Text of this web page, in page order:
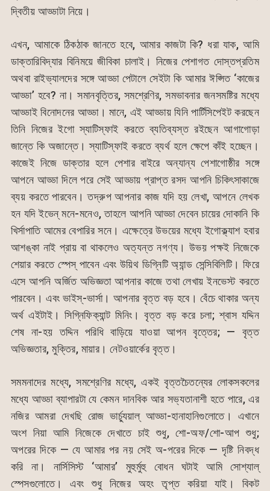
দ্বিতীয় আড্ডাটা নিয়ে।
এখন, আমাকে ঠিকঠাক জানতে হবে, আমার কাজটা কি? ধরা যাক, আমি
ডাক্তারিবিদ্যার বিনিময়ে জীবিকা চালাই। নিজের পেশাগত দোস্তপ্রতিম
অথবা রাইভ্যালদের সঙ্গে আড্ডা পেটালে সেইটা কি আমার ঈপ্সিত ‘কাজের
আড্ডা’ হবে? না। সমানবৃত্তির, সমশ্রেণির, সমভাবনার জনসমষ্টির মধ্যে
আড্ডাই বিনোদনের আড্ডা। মানে, এই আড্ডায় যিনি পার্টিসিপেইট করছেন
তিনি নিজের ইগো স্যাটিস্ফাই করতে ব্যতিব্যস্ত রইছেন আগাগোড়া
জান্তে কি অজান্তে। স্যাটিস্ফাই করতে ব্যর্থ হলে ক্ষেপে কাঁই হচ্ছেন।
কাজেই নিজে ডাক্তার হলে পেশার বাইরে অন্যান্য পেশাগোষ্ঠীর সঙ্গে
আপনে আড্ডা দিলে পরে সেই আড্ডায় প্রাপ্ত রসদ আপনি চিকিৎসাকাজে
ব্যয় করতে পারবেন। তদ্রুপ আপনার কাজ যদি হয় লেখা, আপনে লেখক
হন যদি ইভেন্ মনে-মনেও, তাহলে আপনি আড্ডা দেবেন চায়ের দোকানি কি
খির্সাপাতি আমের বেপারির সনে। এক্ষেত্রে উভয়ের মধ্যে ইগোক্ল্যাশ হবার
আশঙ্কা নাই প্রায় বা থাকলেও অত্যন্ত নগণ্য। উভয় পক্ষই নিজেকে
শেয়ার করতে স্পেস্ পাবেন এবং উয়িথ ডিগ্নিটি অ্যান্ড সেন্সিবিলিটি। ফিরে
এসে আপনি অর্জিত অভিজ্ঞতা আপনার কাজে তথা লেখায় ইনভেস্ট করতে
পারবেন। এবং ভাইস্-ভার্সা। আপনার বৃত্ত বড় হবে। বেঁচে থাকার অন্য
অর্থ এইটাই। সিগ্নিফিক্যান্ট মিনিং। বৃত্ত বড় করে চলা; শ্বাস যদ্দিন
শেষ না-হয় তদ্দিন পরিধি বাড়িয়ে যাওয়া আপন বৃত্তের; — বৃত্ত
অভিজ্ঞতার, মুক্তির, মায়ার। নেটওয়ার্কের বৃত্ত।
সমমনাদের মধ্যে, সমশ্রেণির মধ্যে, একই বৃত্তচৈতন্যের লোকসকলের
মধ্যে আড্ডা ব্যাপারটা যে কেমন দানবিক আর সভ্যতানাশী হতে পারে, এর
নজির আমরা দেখছি রোজ ভার্চ্যুয়াল্ আড্ডা-হানাহানিগুলোতে। এখানে
অংশ নিয়া আমি নিজেকে দেখাতে চাই শুধু, শো-অফ/শো-আপ শুধু;
অপরের দিকে — যে আমার পর নয় সেই অ-পরের দিকে — দৃষ্টি নিবদ্ধ
করি না। নার্সিসিস্ট ‘আমার’ মুহুর্মুহু বোধন ঘটাই আমি সোশ্যাল্
স্পেসগুলোতে। এবং শুধু নিজের অহং তৃপ্ত করিয়া যাই। বিকট